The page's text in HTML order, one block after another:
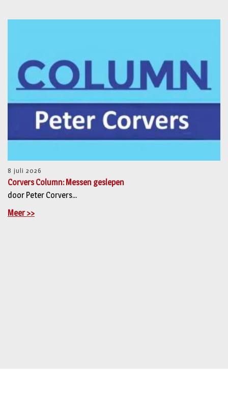
8 juli 2026
Corvers Column: Messen geslepen
door Peter Corvers...
Meer >>